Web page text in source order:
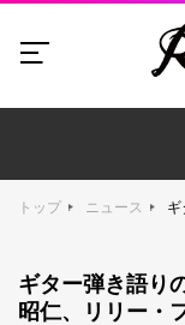
トップ ニュース ギ
ギター弾き語り
昭仁、リリー・